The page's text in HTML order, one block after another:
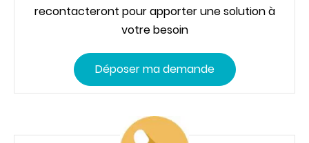
recontacteront pour apporter une solution à
votre besoin
Déposer ma demande